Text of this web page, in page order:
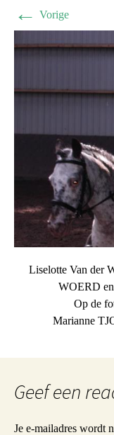
← Vorige
Liselotte Van der
WOERD
Op de
Marianne
Geef een
Je e-mailadres wordt